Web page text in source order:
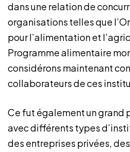
dans une relation de
organisations telles que
pour l’alimentation et
Programme alimentaire
considérons maintenant
collaborateurs de ces
Ce fut également un grand
avec différents types
des entreprises privées,